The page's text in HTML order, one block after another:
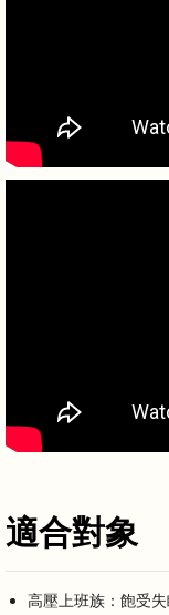
適合對象
高壓上班族：飽受